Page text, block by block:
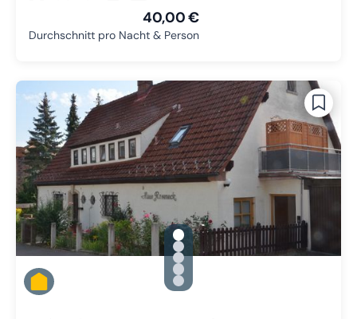
40,00 €
Durchschnitt pro Nacht & Person
gallery.slide_selector
Zu Slide 1 wechseln
Zu Slide 2 wechseln
Zu Slide 3 wechseln
Zu Slide 4 wechseln
Zu Slide 5 wechseln